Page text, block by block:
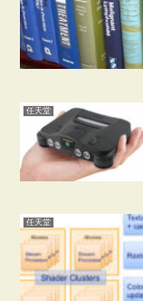
任天堂
任天堂